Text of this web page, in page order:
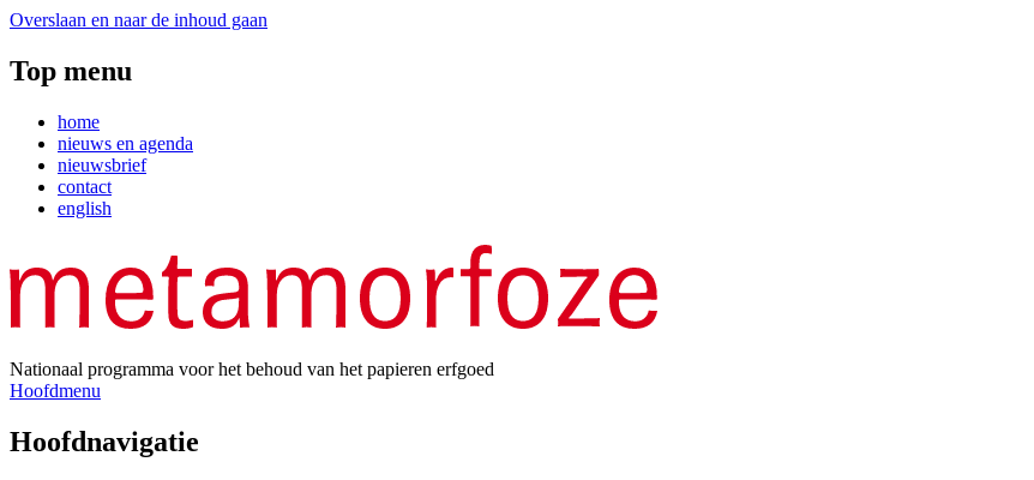
Overslaan en naar de inhoud gaan
Top menu
home
nieuws en agenda
nieuwsbrief
contact
english
Nationaal programma voor het behoud van het papieren erfgoed
Hoofdmenu
Hoofdnavigatie